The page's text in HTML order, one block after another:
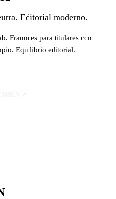
Editorial moderno.
Fraunces para titulares con
Equilibrio editorial.
↗